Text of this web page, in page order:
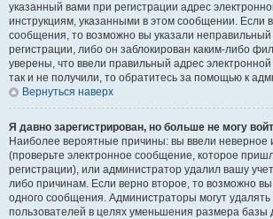
указанный вами при регистрации адрес
инструкциям, указанными в этом сообщении. Если
сообщения, то возможно вы указали неправильный
регистрации, либо он заблокирован каким-либо
уверены, что ввели правильный адрес
так и не получили, то обратитесь за помощью к
Вернуться наверх
Я давно зарегистрирован, но больше не могу
Наиболее вероятные причины: вы ввели неверное
(проверьте электронное сообщение, которое
регистрации), или администратор удалил вашу
либо причинам. Если верно второе, то возможно
одного сообщения. Администраторы могут удалять
пользователей в целях уменьшения размера базы